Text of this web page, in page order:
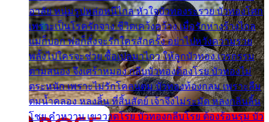
อาลัย หนุ่มรูปหล่อหนีไกล หัวใจบัวทองระรวย บัวทองโศก
เพราะเป็นโรครักจาง ชีวิตเคว้งคว้าง เมื่อรักห่างร้างไกล
แม่ก็บอก พ่อก็สั่งจะรักใครสักครั้ง อย่าไปหวังความรวย
พลั้งไปใครจะช่วย ซื้อเปลมาไกว ให้ลูกบัวทอง เวรกรรม
ตามสนอง จึงเศร้าหมอง กลีบบัวทองต้องโรย บัวทองไม่
ตระหนัก เพราะไม่รักโคลนตม บัวทองท้องกลม เพราะลืม
ตมน้ำคลอง หลงลิ้น ที่สิ้นสัตย์ เจ้าจึงไม่ระมัด หลงกลิ่นลิ้น
โชย คำหวาน เขาวาดโรย บัวทองกลีบโรย ต้องร้อนรุม บัว